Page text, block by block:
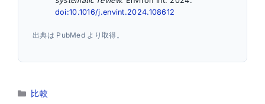
doi:10.1016/j.envint.2024.108612
出典は PubMed より取得。
カ
比較